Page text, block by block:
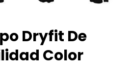
Dryfit De
Color